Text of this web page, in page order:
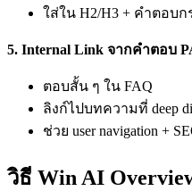
ใส่ใน H2/H3 + คำตอบก
5. Internal Link จากคำตอบ
ตอบสั้น ๆ ใน FAQ
ลิงก์ไปบทความที่ deep
ช่วย user navigation +
วิธี Win AI